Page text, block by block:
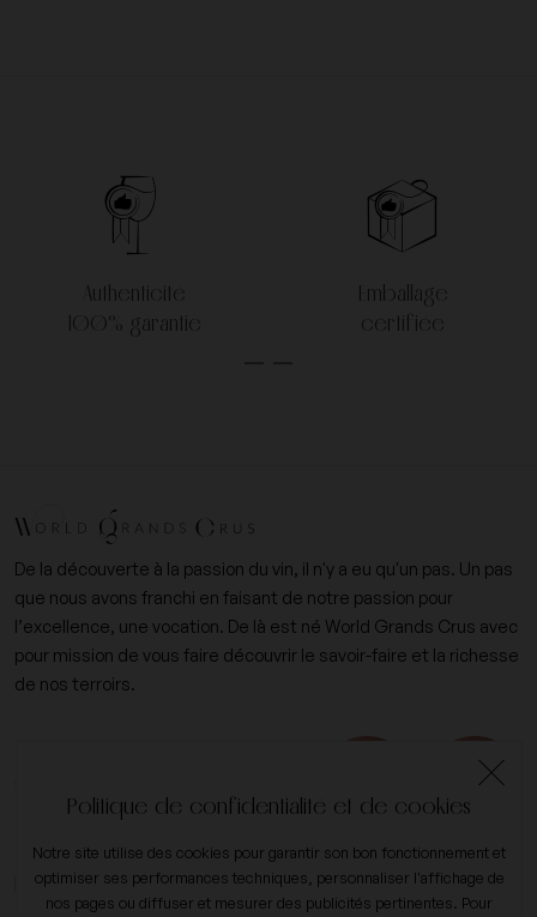
Authenticité
100% garantie
Emballage
certifiée
De la découverte à la passion du vin, il n'y a eu qu'un pas. Un pas
que nous avons franchi en faisant de notre passion pour
l’excellence, une vocation. De là est né World Grands Crus avec
pour mission de vous faire découvrir le savoir-faire et la richesse
de nos terroirs.
Mon compte expand_more
Politique de confidentialité et de cookies
Notre site utilise des cookies pour garantir son bon fonctionnement et
optimiser ses performances techniques, personnaliser l'affichage de
nos pages ou diffuser et mesurer des publicités pertinentes. Pour